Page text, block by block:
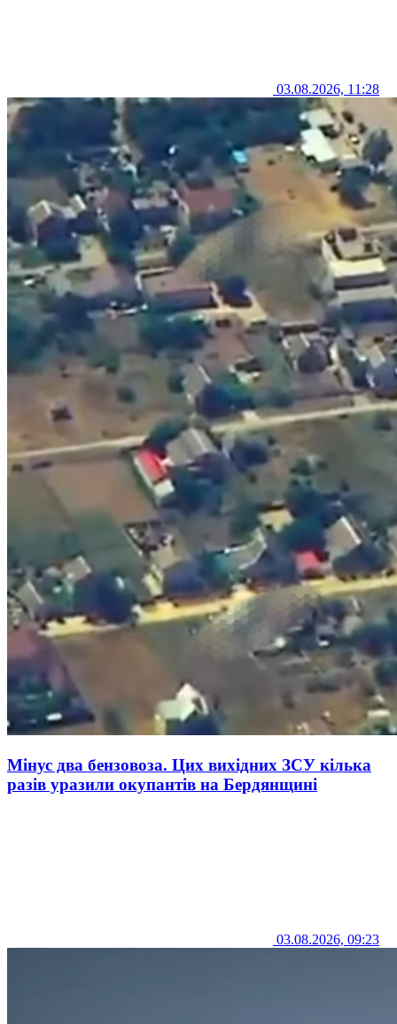
03.08.2026, 11:28
Мінус два бензовоза. Цих вихідних ЗСУ кілька
разів уразили окупантів на Бердянщині
03.08.2026, 09:23